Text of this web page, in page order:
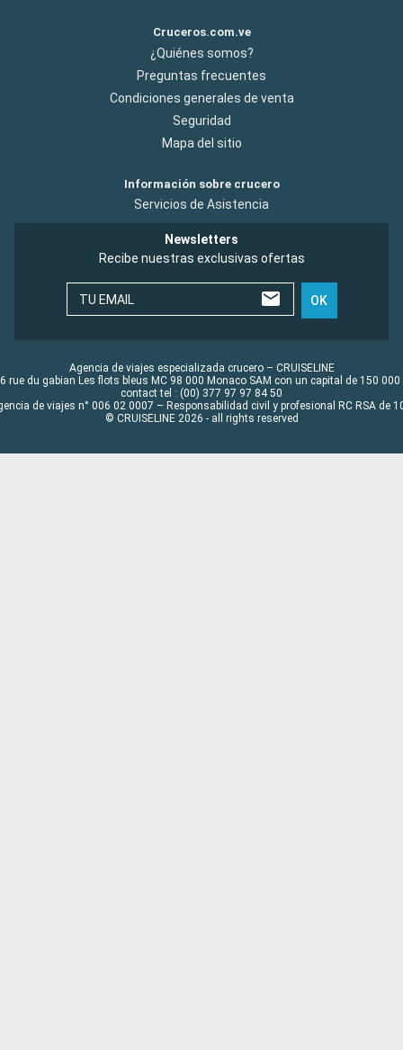
Cruceros.com.ve
¿Quiénes somos?
Preguntas frecuentes
Condiciones generales de venta
Seguridad
Mapa del sitio
Información sobre crucero
Servicios de Asistencia
Newsletters
Recibe nuestras exclusivas ofertas
TU EMAIL OK
Agencia de viajes especializada crucero – CRUISELINE
rue du gabian Les flots bleus MC 98 000 Monaco SAM con un capital de 150 000
contact tel : (00) 377 97 97 84 50
de viajes n° 006 02 0007 – Responsabilidad civil y profesional RC RSA de
© CRUISELINE 2026 - all rights reserved